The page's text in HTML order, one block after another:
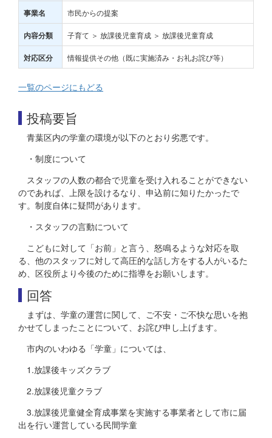
事業名 市民からの提案
内容分類 子育て ＞ 放課後児童育成 ＞ 放課後児童育成
対応区分 情報提供その他（既に実施済み・お礼お詫び等）
一覧のページにもどる
投稿要旨
青葉区内の学童の環境が以下のとおり劣悪です。
・制度について
スタッフの人数の都合で児童を受け入れることができない
のであれば、上限を設けるなり、申込前に知りたかったで
す。制度自体に疑問があります。
・スタッフの言動について
こどもに対して「お前」と言う、怒鳴るような対応を取
る、他のスタッフに対して高圧的な話し方をする人がいるた
め、区役所より今後のために指導をお願いします。
回答
まずは、学童の運営に関して、ご不安・ご不快な思いを抱
かせてしまったことについて、お詫び申し上げます。
市内のいわゆる「学童」については、
1.放課後キッズクラブ
2.放課後児童クラブ
3.放課後児童健全育成事業を実施する事業者として市に届
出を行い運営している民間学童